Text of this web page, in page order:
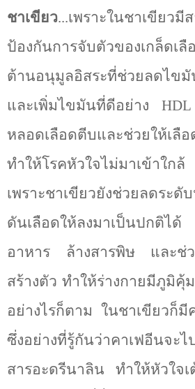
ชาเขียว...เพราะในชาเขียวมี
ป้องกันการจับตัวของเกล็ด
ต้านอนุมูลอิสระที่ช่วยลดไ
และเพิ่มไขมันที่ดีอย่าง
หลอดเลือดตีบและช่วยให้เลื
ทำให้โรคหัวใจไม่มาเข้าใ
เพราะชาเขียวยังช่วยลดระดั
ดันเลือดให้ลงมาเป็นปกติ
อาหาร ล้างสารพิษ และช่ว
สร้างตัว ทำให้ร่างกายมีภูมิคุ้
อย่างไรก็ตาม ในชาเขียวก็มี
ซึ่งอย่างที่รู้กันว่าคาเฟอีนจะไ
สารอะดรีนาลิน ทำให้หัวใจ